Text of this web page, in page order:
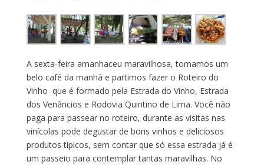
A sexta-feira amanhaceu maravilhosa, tomamos um
belo café da manhã e partimos fazer o Roteiro do
Vinho que é formado pela Estrada do Vinho, Estrada
dos Venâncios e Rodovia Quintino de Lima. Você não
paga para passear no roteiro, durante as visitas nas
vinícolas pode degustar de bons vinhos e deliciosos
produtos típicos, sem contar que só essa estrada já é
um passeio para contemplar tantas maravilhas. No